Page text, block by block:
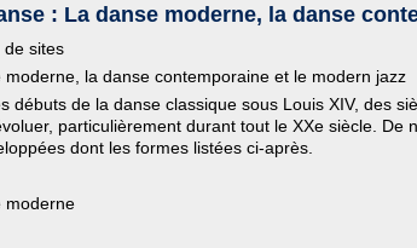
: La danse moderne, la danse
de sites
moderne, la danse contemporaine et le modern jazz
débuts de la danse classique sous Louis XIV, des
particulièrement durant tout le XXe siècle. De
dont les formes listées ci-après.
moderne